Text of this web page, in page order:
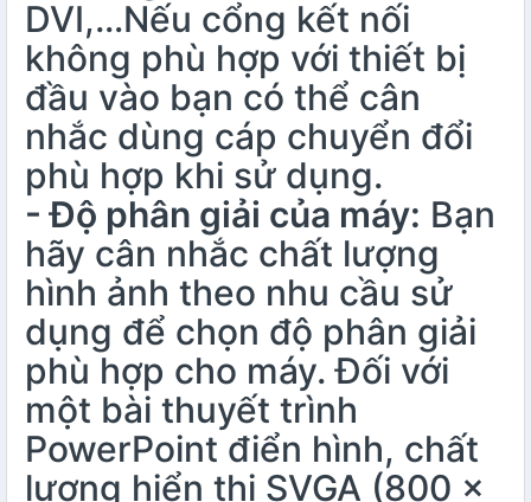
DVI,…Nếu cổng kết nối
không phù hợp với thiết bị
đầu vào bạn có thể cân
nhắc dùng cáp chuyển đổi
phù hợp khi sử dụng.
- Độ phân giải của máy: Bạn
hãy cân nhắc chất lượng
hình ảnh theo nhu cầu sử
dụng để chọn độ phân giải
phù hợp cho máy. Đối với
một bài thuyết trình
PowerPoint điển hình, chất
lượng hiển thị SVGA (800 x